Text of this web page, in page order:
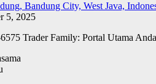
Bandung City, West Java,
5, 2025
Trader Family: Portal Utama